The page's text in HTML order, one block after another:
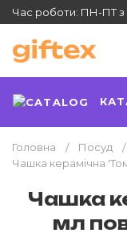
Час роботи: ПН-ПТ з
Головна Посуд
Чашка керамічна
Чашка
мл